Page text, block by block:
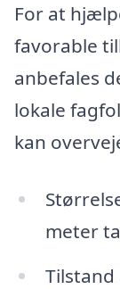
For at
favorable
anbefales
lokale
kan
meter